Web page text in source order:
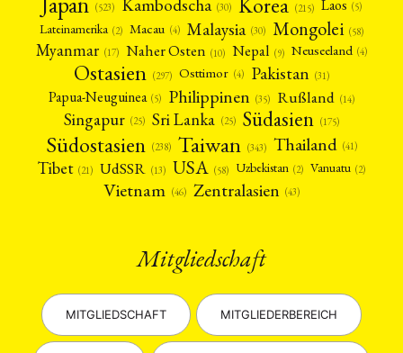
(523) Kambodscha (30) (215) Laos (5)
Lateinamerika (2) Macau (4) Malaysia (30) Mongolei (58)
Myanmar (17) Naher Osten (10) Nepal (9) Neuseeland (4)
Ostasien (297) Osttimor (4) Pakistan (31)
Papua-Neuguinea (5) Philippinen (35) Rußland (14)
Singapur (25) Sri Lanka (25) Südasien (175)
Südostasien (238) Taiwan (343) Thailand (41)
Tibet (21) UdSSR (13) USA (58) Uzbekistan (2) Vanuatu (2)
Vietnam (46) Zentralasien (43)
Mitgliedschaft
MITGLIEDSCHAFT MITGLIEDERBEREICH